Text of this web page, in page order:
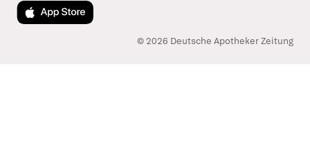
Laden im App Store
© 2026 Deutsche Apotheker Zeitung